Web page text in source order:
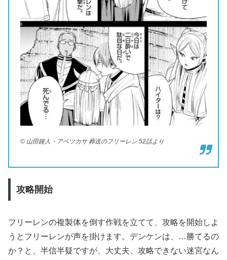
© 山田鐘人・アベツカサ 葬送のフリーレン 52話より
攻略開始
フリーレンの複製体を倒す作戦を立てて、攻略を開始しよ
うとフリーレンが声を掛けます。デンケンは、…勝てるの
か？と、半信半疑ですが、大丈夫、攻略できない迷宮なん